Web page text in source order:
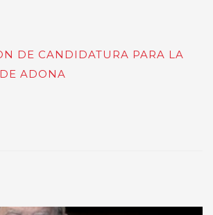
DE CANDIDATURA PARA LA
ADONA